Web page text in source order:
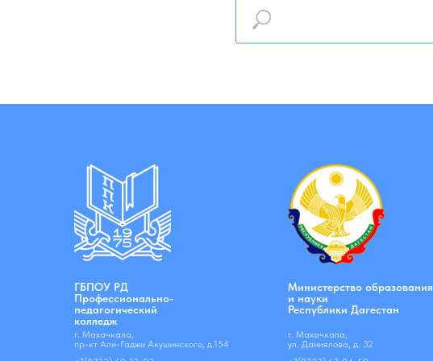
ГБПОУ РД
Профессионально-
педагогический
колледж
г. Махачкала,
пр-кт Али-Гаджи Акушинского, д.154
Министерство образования
и науки
Республики Дагестан
г. Махачкала,
ул. Даниялова, д. 32